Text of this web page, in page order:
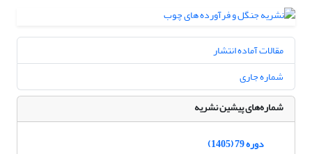
مقالات آماده انتشار
شماره جاری
شماره‌های پیشین نشریه
دوره 79 (1405)